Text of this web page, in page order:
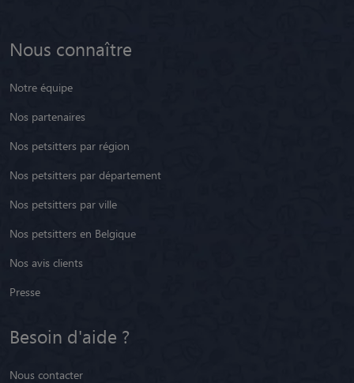
Nous connaître
Notre équipe
Nos partenaires
Nos petsitters par région
Nos petsitters par département
Nos petsitters par ville
Nos petsitters en Belgique
Nos avis clients
Presse
Besoin d'aide ?
Nous contacter